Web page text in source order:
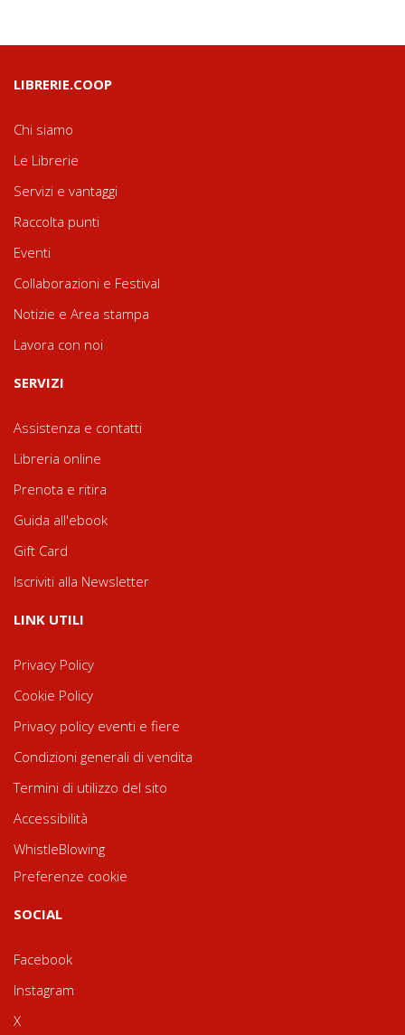
LIBRERIE.COOP
Chi siamo
Le Librerie
Servizi e vantaggi
Raccolta punti
Eventi
Collaborazioni e Festival
Notizie e Area stampa
Lavora con noi
SERVIZI
Assistenza e contatti
Libreria online
Prenota e ritira
Guida all'ebook
Gift Card
Iscriviti alla Newsletter
LINK UTILI
Privacy Policy
Cookie Policy
Privacy policy eventi e fiere
Condizioni generali di vendita
Termini di utilizzo del sito
Accessibilità
WhistleBlowing
Preferenze cookie
SOCIAL
Facebook
Instagram
X